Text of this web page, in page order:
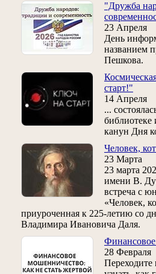
"Дружба
23 Апреля
День
названием
Пешкова.
старт!"
14 Апреля
...
канун Дня
Человек,
23 Марта
23 марта
имени В.
встреча с
«Человек,
приуроченная к 225‑летию со
Владимира Ивановича Даля.
28 Февраля
Переходите